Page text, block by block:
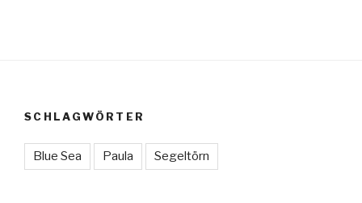
SCHLAGWÖRTER
Blue Sea Paula Segeltörn